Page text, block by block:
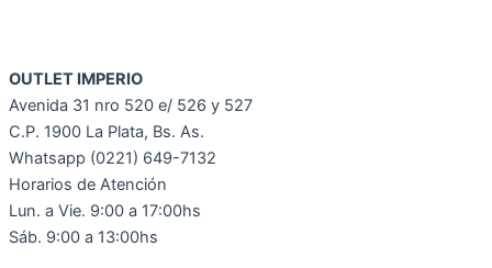
OUTLET IMPERIO
Avenida 31 nro 520 e/ 526 y 527
C.P. 1900 La Plata, Bs. As.
Whatsapp (0221) 649-7132
Horarios de Atención
Lun. a Vie. 9:00 a 17:00hs
Sáb. 9:00 a 13:00hs